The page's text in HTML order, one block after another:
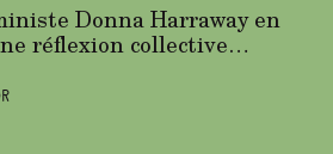
Donna Harraway en
réflexion collective…